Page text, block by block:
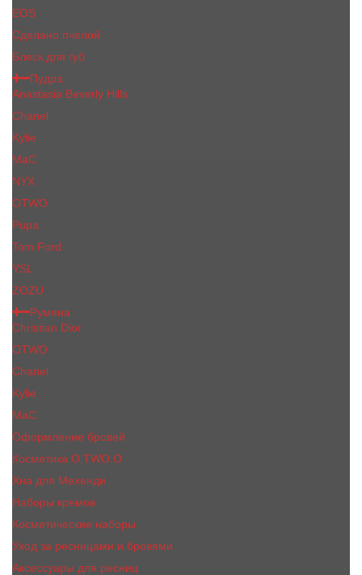
EOS
Сделано пчелой
Блеск для губ
Пудра
Anastasia Beverly Hills
Chanel
Kylie
MaC
NYX
OTWO
Pupa
Tom Ford
YSL
ZOZU
Румяна
Christian Dior
OTWO
Сhanеl
Kylie
MaC
Оформление бровей
Косметика O.TWO.O
Хна для Мехенди
Наборы кремов
Косметические наборы
Уход за ресницами и бровями
Аксессуары для ресниц